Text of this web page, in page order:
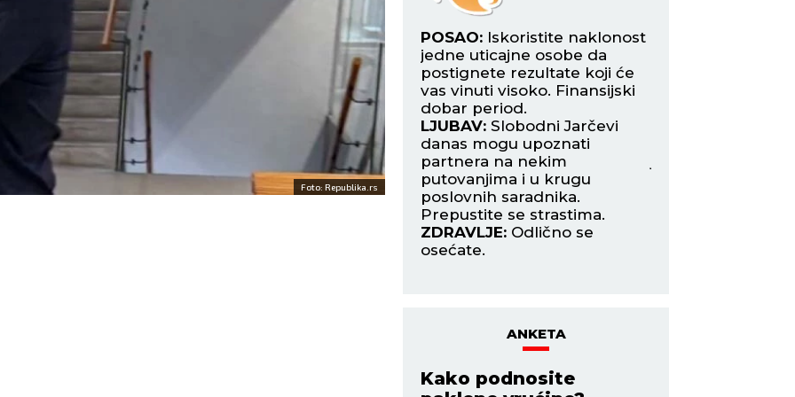
Foto: Republika.rs
Ukoliko ste
trenutnim
idealan je period da
Postoji
da sklopite
s inostranstvom.
Veza vam je
na klimavim
pa porazgovarajte s
ukoliko želite da
Današnji problem
sastoji se u tome što
nadređeni odbijaju neke vaše
originalne ideje i poslovne
predloge. Sačekajte bolje
Iskrenim
razgovorom povratićete
narušeno poverenje i
distancu između vas i
POSAO: Iskoristite naklonost
jedne uticajne osobe da
postignete rezultate koji će
vas vinuti visoko. Finansijski
dobar period.
LJUBAV: Slobodni Jarčevi
danas mogu upoznati
partnera na nekim
putovanjima i u krugu
poslovnih saradnika.
Prepustite se strastima.
ZDRAVLJE: Odlično se
osećate.
ANKETA
Kako podnosite